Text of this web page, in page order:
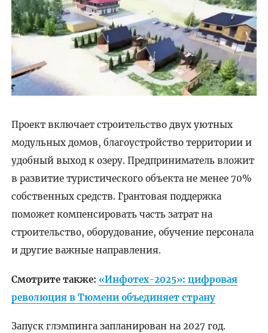
Проект включает строительство двух уютных
модульных домов, благоустройство территории и
удобный выход к озеру. Предприниматель вложит
в развитие туристического объекта не менее 70%
собственных средств. Грантовая поддержка
поможет компенсировать часть затрат на
строительство, оборудование, обучение персонала
и другие важные направления.
Смотрите также: «Инфотех-2025»: цифровая
революция в Тюмени объединяет страну
Запуск глэмпинга запланирован на 2027 год.